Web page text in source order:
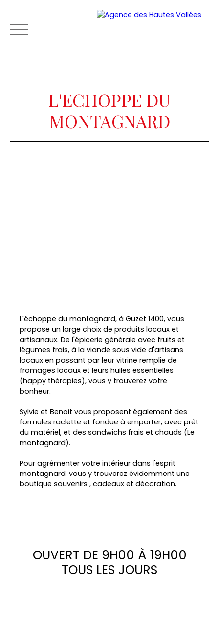
L'ECHOPPE DU
MONTAGNARD
L'échoppe du montagnard, à Guzet 1400, vous
propose un large choix de produits locaux et
artisanaux. De l'épicerie générale avec fruits et
légumes frais, à la viande sous vide d'artisans
locaux en passant par leur vitrine remplie de
fromages locaux et leurs huiles essentielles
(happy thérapies), vous y trouverez votre
bonheur.
Sylvie et Benoit vous proposent également des
formules raclette et fondue à emporter, avec prêt
du matériel, et des sandwichs frais et chauds (Le
montagnard).
Pour agrémenter votre intérieur dans l'esprit
montagnard, vous y trouverez évidemment une
boutique souvenirs , cadeaux et décoration.
OUVERT DE 9H00 À 19H00
TOUS LES JOURS